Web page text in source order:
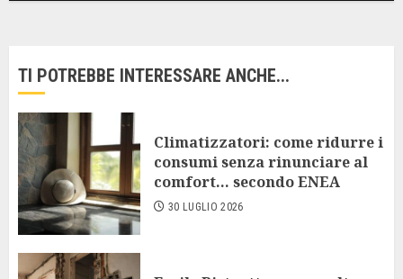
TI POTREBBE INTERESSARE ANCHE...
Climatizzatori: come ridurre i
consumi senza rinunciare al
comfort… secondo ENEA
30 LUGLIO 2026